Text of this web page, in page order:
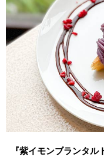
『紫イモンブランタ